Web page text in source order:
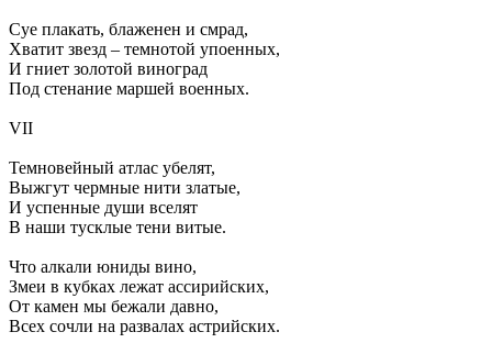
Суе плакать, блаженен и смрад,
Хватит звезд – темнотой упоенных,
И гниет золотой виноград
Под стенание маршей военных.
VII
Темновейный атлас убелят,
Выжгут чермные нити златые,
И успенные души вселят
В наши тусклые тени витые.
Что алкали юниды вино,
Змеи в кубках лежат ассирийских,
От камен мы бежали давно,
Всех сочли на развалах астрийских.